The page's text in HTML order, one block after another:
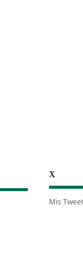
X
Mis